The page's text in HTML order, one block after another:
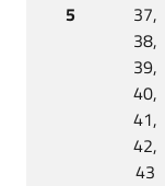
5
37,
38,
39,
40,
41,
42,
43